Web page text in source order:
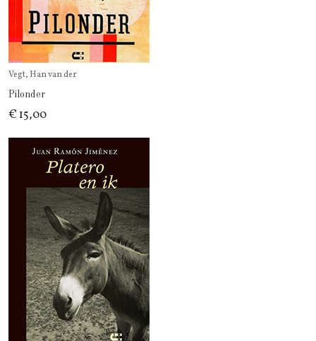
Vegt, Han van der
Pilonder
€ 15,00